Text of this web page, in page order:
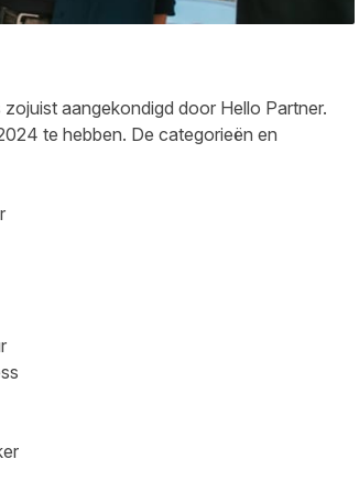
aangekondigd door Hello Partner.
te hebben. De categorieën en